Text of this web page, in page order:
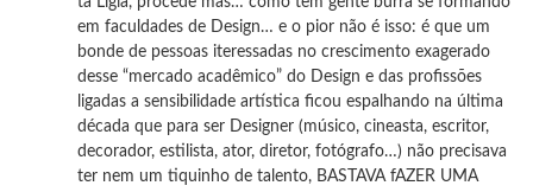
em faculdades de Design… e o pior não é isso: é que um
bonde de pessoas iteressadas no crescimento exagerado
desse “mercado acadêmico” do Design e das profissões
ligadas a sensibilidade artística ficou espalhando na última
década que para ser Designer (músico, cineasta, escritor,
decorador, estilista, ator, diretor, fotógrafo…) não precisava
ter nem um tiquinho de talento, BASTAVA fAZER UMA